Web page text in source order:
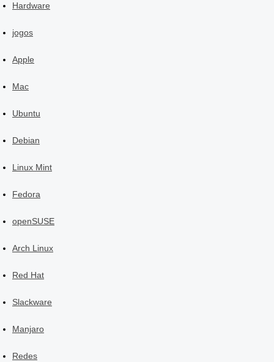
Hardware
jogos
Apple
Mac
Ubuntu
Debian
Linux Mint
Fedora
openSUSE
Arch Linux
Red Hat
Slackware
Manjaro
Redes